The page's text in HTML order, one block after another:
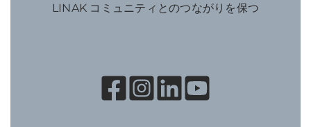
LINAK コミュニティとのつながりを保つ